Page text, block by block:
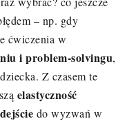
– np. gdy
ćwiczenia w
i problem-solvingu,
Z czasem te
elastyczność
do wyzwań w